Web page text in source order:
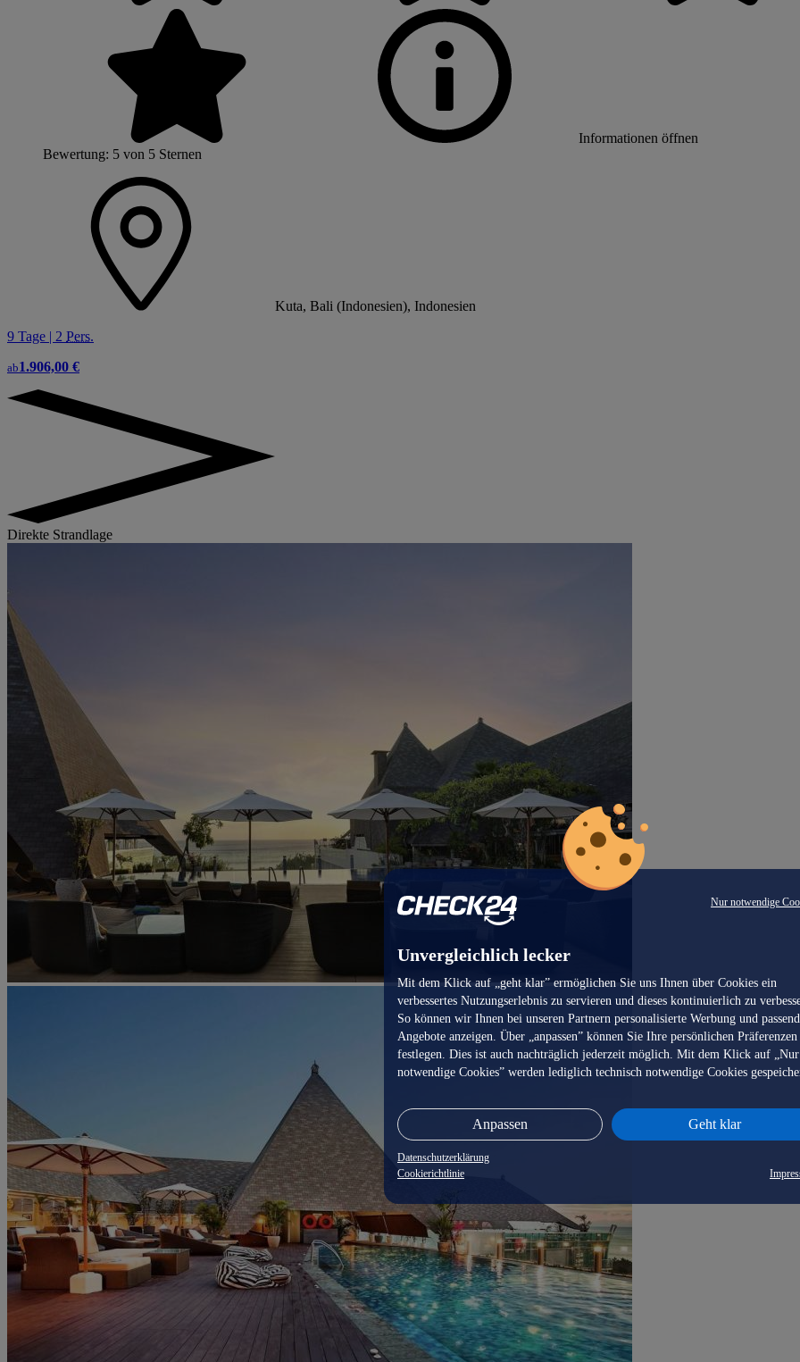
Nur notwendige
Unvergleichlich lecker
Mit dem Klick auf „geht klar” ermöglichen Sie uns Ihnen über Cookies ein
verbessertes Nutzungserlebnis zu servieren und dieses kontinuierlich zu
So können wir Ihnen bei unseren Partnern personalisierte Werbung und
Angebote anzeigen. Über „anpassen” können Sie Ihre persönlichen Präferenzen
festlegen. Dies ist auch nachträglich jederzeit möglich. Mit dem Klick auf „Nur
notwendige Cookies” werden lediglich technisch notwendige Cookies
Anpassen Geht klar
Datenschutzerklärung
Cookierichtlinie
Informationen öffnen
Bewertung: 5 von 5 Sternen
Kuta, Bali (Indonesien), Indonesien
9 Tage | 2 Pers.
ab1.906,00 €
Direkte Strandlage